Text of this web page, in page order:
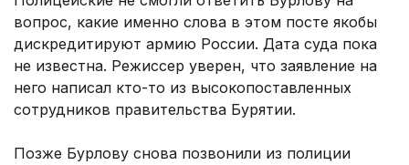
вопрос, какие именно слова в этом посте якобы
дискредитируют армию России. Дата суда пока
не известна. Режиссер уверен, что заявление на
него написал кто-то из высокопоставленных
сотрудников правительства Бурятии.
Позже Бурлову снова позвонили из полиции